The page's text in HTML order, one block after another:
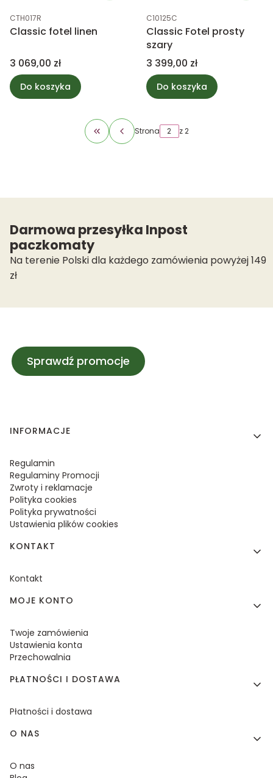
Kod produktu
CTH017R
Classic fotel linen
Cena
3 069,00 zł
Do koszyka
Kod produktu
C10125C
Classic Fotel prosty
szary
Cena
3 399,00 zł
Do koszyka
Wróć do pierwszej strony z produktami
Strona z 2
Darmowa przesyłka Inpost
paczkomaty
Na terenie Polski dla każdego zamówienia powyżej 149
zł
Sprawdź promocje
Linki w stopce
INFORMACJE
Regulamin
Regulaminy Promocji
Zwroty i reklamacje
Polityka cookies
Polityka prywatności
Ustawienia plików cookies
KONTAKT
Kontakt
MOJE KONTO
Twoje zamówienia
Ustawienia konta
Przechowalnia
PŁATNOŚCI I DOSTAWA
Płatności i dostawa
O NAS
O nas